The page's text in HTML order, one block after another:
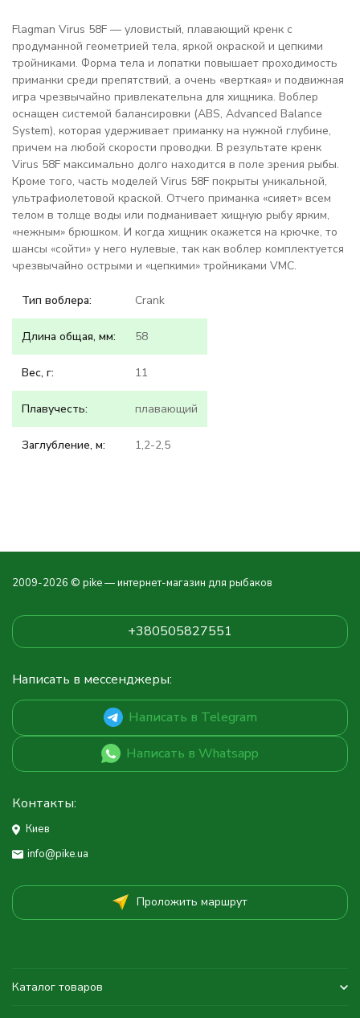
Flagman Virus 58F — уловистый, плавающий кренк с
продуманной геометрией тела, яркой окраской и цепкими
тройниками. Форма тела и лопатки повышает проходимость
приманки среди препятствий, а очень «верткая» и подвижная
игра чрезвычайно привлекательна для хищника. Воблер
оснащен системой балансировки (ABS, Advanced Balance
System), которая удерживает приманку на нужной глубине,
причем на любой скорости проводки. В результате кренк
Virus 58F максимально долго находится в поле зрения рыбы.
Кроме того, часть моделей Virus 58F покрыты уникальной,
ультрафиолетовой краской. Отчего приманка «сияет» всем
телом в толще воды или подманивает хищную рыбу ярким,
«нежным» брюшком. И когда хищник окажется на крючке, то
шансы «сойти» у него нулевые, так как воблер комплектуется
чрезвычайно острыми и «цепкими» тройниками VMC.
Тип воблера: Crank
Длина общая, мм: 58
Вес, г: 11
Плавучесть: плавающий
Заглубление, м: 1,2-2,5
2009-2026 © pike — интернет-магазин для рыбаков
+380505827551
Написать в мессенджеры:
Написать в Telegram
Написать в Whatsapp
Контакты:
Киев
info@pike.ua
Проложить маршрут
Каталог товаров